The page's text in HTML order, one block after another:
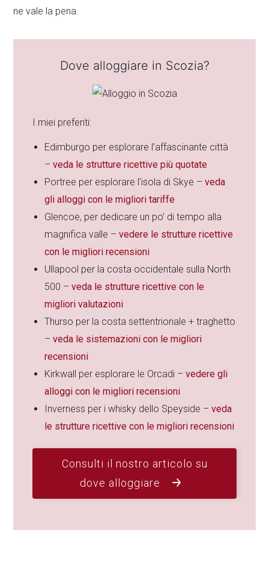
ne vale la pena.
Dove alloggiare in Scozia?
I miei preferiti:
Edimburgo per esplorare l’affascinante città
–veda le strutture ricettive più quotate
Portree per esplorare l’isola di Skye –veda
gli alloggi con le migliori tariffe
Glencoe, per dedicare un po’ di tempo alla
magnifica valle –vedere le strutture ricettive
con le migliori recensioni
Ullapool per la costa occidentale sulla North
500 –veda le strutture ricettive con le
migliori valutazioni
Thurso per la costa settentrionale + traghetto
–veda le sistemazioni con le migliori
recensioni
Kirkwall per esplorare le Orcadi –vedere gli
alloggi con le migliori recensioni
Inverness per i whisky dello Speyside –veda
le strutture ricettive con le migliori recensioni
Consulti il nostro articolo su
dove alloggiare